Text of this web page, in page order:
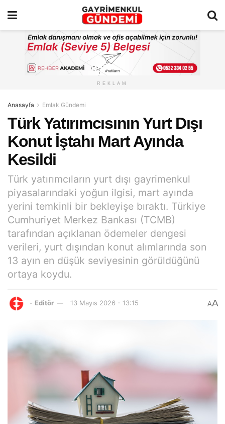
REKLAM
Anasayfa Emlak Gündemi
Türk Yatırımcısının Yurt Dışı
Konut İştahı Mart Ayında
Kesildi
Türk yatırımcıların yurt dışı gayrimenkul
piyasalarındaki yoğun ilgisi, mart ayında
yerini temkinli bir bekleyişe bıraktı. Türkiye
Cumhuriyet Merkez Bankası (TCMB)
tarafından açıklanan ödemeler dengesi
verileri, yurt dışından konut alımlarında son
13 ayın en düşük seviyesinin görüldüğünü
ortaya koydu.
- Editör 13 Mayıs 2026 - 13:15 AA